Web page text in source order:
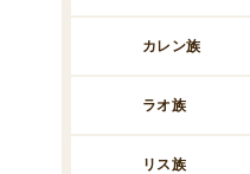
カレン族
ラオ族
リス族